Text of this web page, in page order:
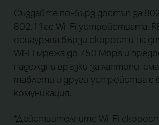
Създайте по-бърз достъп за
802.11ac Wi-Fi устройствата.
осигурява бързи скорости на
Wi-Fi мрежа до 750 Mbps и
надеждни връзки за лаптопи,
таблети и други устройства с
комуникация.
*Действителните Wi-Fi